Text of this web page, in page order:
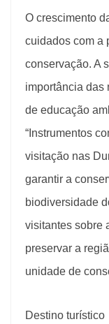
O crescimento
cuidados com a
conservação. A
importância das
de educação
“Instrumentos
visitação nas
garantir a
biodiversidade
visitantes sobre
preservar a
unidade de
Destino turístico